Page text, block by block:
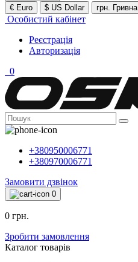
€ Euro
$ US Dollar грн. Гривна
Особистий кабінет
Реєстрація
Авторизація
0
+380950006771
+380970006771
Замовити дзвінок
0
0 грн.
Зробити замовлення
Каталог товарiв